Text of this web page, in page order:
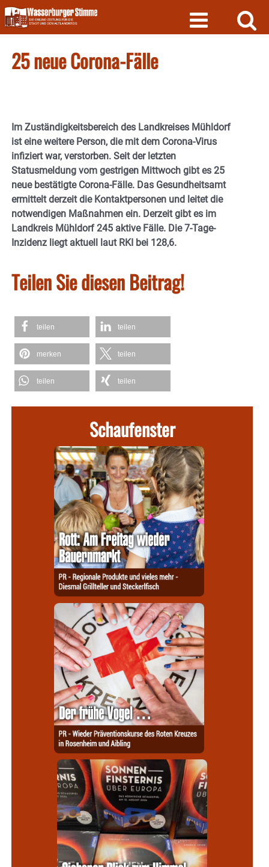
Skip
to
content
25 neue Corona-Fälle
Im Zuständigkeitsbereich des Landkreises Mühldorf
ist eine weitere Person, die mit dem Corona-Virus
infiziert war, verstorben. Seit der letzten
Statusmeldung vom gestrigen Mittwoch gibt es 25
neue bestätigte Corona-Fälle. Das Gesundheitsamt
ermittelt derzeit die Kontaktpersonen und leitet die
notwendigen Maßnahmen ein. Derzeit gibt es im
Landkreis Mühldorf 245 aktive Fälle. Die 7-Tage-
Inzidenz liegt aktuell laut RKI bei 128,6.
Teilen Sie diesen Beitrag!
teilen teilen
merken teilen
teilen teilen
Schaufenster